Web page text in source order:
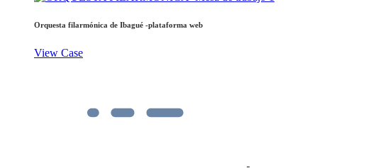
Orquesta filarmónica de Ibagué -plataforma web
View Case